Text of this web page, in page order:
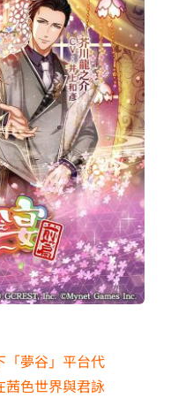
GCU大賽
夢想購物
「夢谷」平台代
茜色世界與君詠